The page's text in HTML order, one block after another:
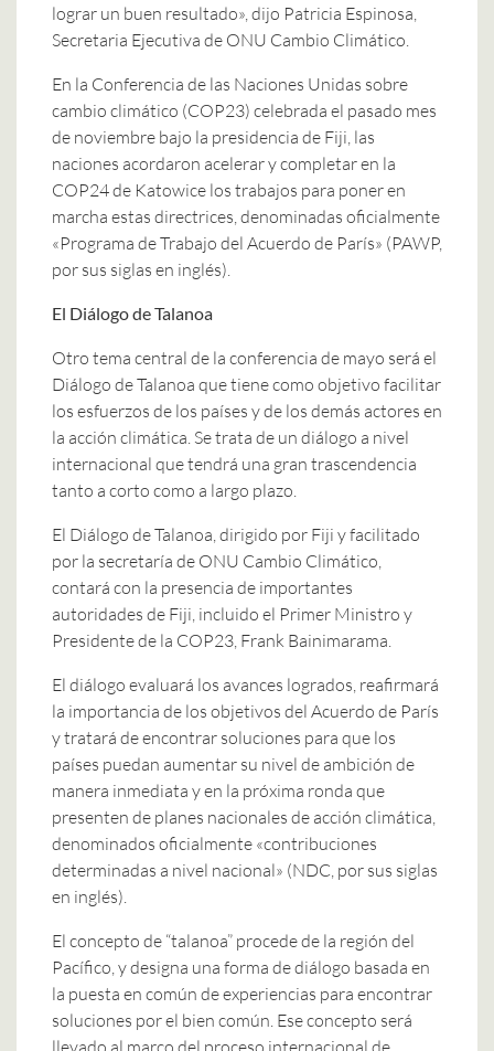
lograr un buen resultado», dijo Patricia Espinosa,
Secretaria Ejecutiva de ONU Cambio Climático.
En la Conferencia de las Naciones Unidas sobre
cambio climático (COP23) celebrada el pasado mes
de noviembre bajo la presidencia de Fiji, las
naciones acordaron acelerar y completar en la
COP24 de Katowice los trabajos para poner en
marcha estas directrices, denominadas oficialmente
«Programa de Trabajo del Acuerdo de París» (PAWP,
por sus siglas en inglés).
El Diálogo de Talanoa
Otro tema central de la conferencia de mayo será el
Diálogo de Talanoa que tiene como objetivo facilitar
los esfuerzos de los países y de los demás actores en
la acción climática. Se trata de un diálogo a nivel
internacional que tendrá una gran trascendencia
tanto a corto como a largo plazo.
El Diálogo de Talanoa, dirigido por Fiji y facilitado
por la secretaría de ONU Cambio Climático,
contará con la presencia de importantes
autoridades de Fiji, incluido el Primer Ministro y
Presidente de la COP23, Frank Bainimarama.
El diálogo evaluará los avances logrados, reafirmará
la importancia de los objetivos del Acuerdo de París
y tratará de encontrar soluciones para que los
países puedan aumentar su nivel de ambición de
manera inmediata y en la próxima ronda que
presenten de planes nacionales de acción climática,
denominados oficialmente «contribuciones
determinadas a nivel nacional» (NDC, por sus siglas
en inglés).
El concepto de “talanoa” procede de la región del
Pacífico, y designa una forma de diálogo basada en
la puesta en común de experiencias para encontrar
soluciones por el bien común. Ese concepto será
llevado al marco del proceso internacional de